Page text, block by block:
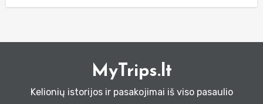
MyTrips.lt
Kelionių istorijos ir pasakojimai iš viso pasaulio